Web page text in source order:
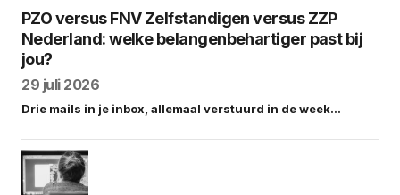
PZO versus FNV Zelfstandigen versus ZZP
Nederland: welke belangenbehartiger past bij
jou?
29 juli 2026
Drie mails in je inbox, allemaal verstuurd in de week…